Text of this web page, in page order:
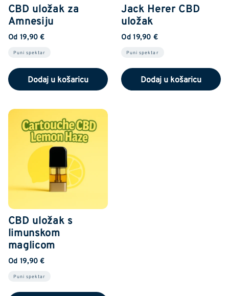
CBD uložak za
Amnesiju
Od 19,90 €
Puni spektar
Dodaj u košaricu
Jack Herer CBD
uložak
Od 19,90 €
Puni spektar
Dodaj u košaricu
CBD uložak s
limunskom
maglicom
Od 19,90 €
Puni spektar